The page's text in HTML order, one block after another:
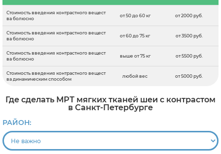
Стоимость введения контрастного вещест
ва болюсно
от 50 до 60 кг от 2000 руб.
Стоимость введения контрастного вещест
ва болюсно
от 60 до 75 кг от 3500 руб.
Стоимость введения контрастного вещест
ва болюсно
выше от 75 кг от 5500 руб.
Стоимость введения контрастного вещест
ва динамическим способом
любой вес от 5000 руб.
Где сделать МРТ мягких тканей шеи с контрастом
в Санкт-Петербурге
РАЙОН: